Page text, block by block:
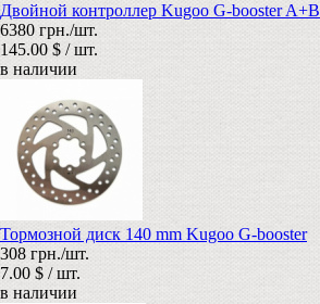
Двойной контроллер Kugoo G-booster A+B
6380 грн./шт.
145.00 $ / шт.
в наличии
Тормозной диск 140 mm Kugoo G-booster
308 грн./шт.
7.00 $ / шт.
в наличии